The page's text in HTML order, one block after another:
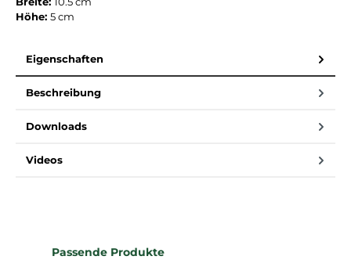
Höhe: 5 cm
Eigenschaften
Beschreibung
Downloads
Videos
Produktgalerie überspringen
Passende Produkte